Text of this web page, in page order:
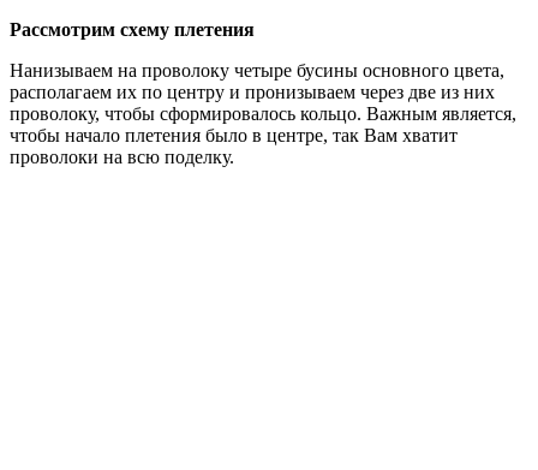
Рассмотрим схему плетения
Нанизываем на проволоку четыре бусины основного цвета,
располагаем их по центру и пронизываем через две из них
проволоку, чтобы сформировалось кольцо. Важным является,
чтобы начало плетения было в центре, так Вам хватит
проволоки на всю поделку.